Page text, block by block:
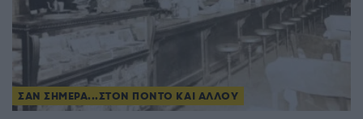
ΣΑΝ ΣΗΜΕΡΑ...ΣΤΟΝ ΠΟΝΤΟ ΚΑΙ ΑΛΛΟΥ